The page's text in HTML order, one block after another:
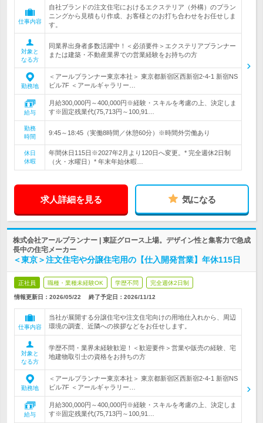
仕事内容
自社ブランドの注文住宅におけるエクステリア（外構）のプラン
ニングから見積もり作成、お客様とのお打ち合わせをお任せしま
す。
対象と
なる方
同業界出身者多数活躍中！＜必須要件＞エクステリアプランナー
または建築・不動産業界での営業経験をお持ちの方
勤務地
＜アールプランナー東京本社＞ 東京都新宿区西新宿2-4-1 新宿NS
ビル7F ＜アールギャラリー…
給与
月給300,000円～400,000円※経験・スキルを考慮の上、決定しま
す※固定残業代(75,713円～100,91…
勤務
時間
9:45～18:45（実働8時間／休憩60分）※時間外労働あり
休日
休暇
年間休日115日※2027年2月より120日へ変更。* 完全週休2日制
（火・水曜日）* 年末年始休暇…
求人詳細を見る 気になる
株式会社アールプランナー | 東証グロース上場。デザイン性と集客力で急成
長中の住宅メーカー
＜東京＞注文住宅や分譲住宅用の【仕入開発営業】年休115日
正社員 職種・業種未経験OK 学歴不問 完全週休2日制
情報更新日：2026/05/22 終了予定日： 2026/11/12
仕事内容
当社が展開する分譲住宅や注文住宅向けの用地仕入れから、周辺
環境の調査、近隣への挨拶などをお任せします。
対象と
なる方
学歴不問・業界未経験歓迎！＜歓迎要件＞営業や販売の経験、宅
地建物取引士の資格をお持ちの方
勤務地
＜アールプランナー東京本社＞ 東京都新宿区西新宿2-4-1 新宿NS
ビル7F ＜アールギャラリー…
給与
月給300,000円～400,000円※経験・スキルを考慮の上、決定しま
す※固定残業代(75,713円～100,91…